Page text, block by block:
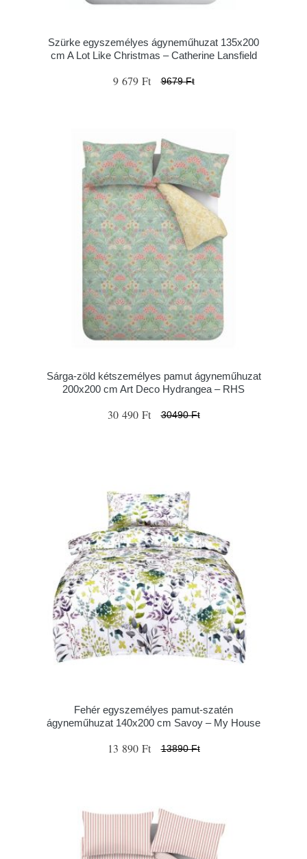
Szürke egyszemélyes ágyneműhuzat 135x200
cm A Lot Like Christmas – Catherine Lansfield
9 679 Ft 9679 Ft
Sárga-zöld kétszemélyes pamut ágyneműhuzat
200x200 cm Art Deco Hydrangea – RHS
30 490 Ft 30490 Ft
Fehér egyszemélyes pamut-szatén
ágyneműhuzat 140x200 cm Savoy – My House
13 890 Ft 13890 Ft